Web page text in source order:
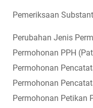
Pemeriksaan
Perubahan Jenis
Permohonan PPH
Permohonan
Permohonan
Permohonan Petikan